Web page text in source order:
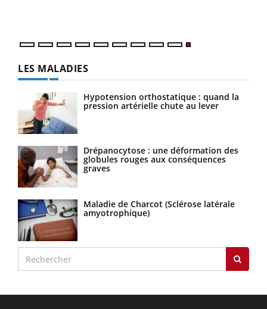
LES MALADIES
Hypotension orthostatique : quand la
pression artérielle chute au lever
Drépanocytose : une déformation des
globules rouges aux conséquences
graves
Maladie de Charcot (Sclérose latérale
amyotrophique)